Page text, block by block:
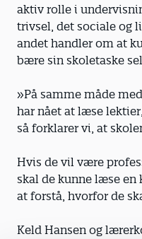
aktiv rolle i
trivsel, det sociale og
andet handler om at
bære sin skoletaske
»På samme måde
har nået at læse
så forklarer vi, at
Hvis de vil være
skal de kunne læse en
at forstå, hvorfor de
Keld Hansen og